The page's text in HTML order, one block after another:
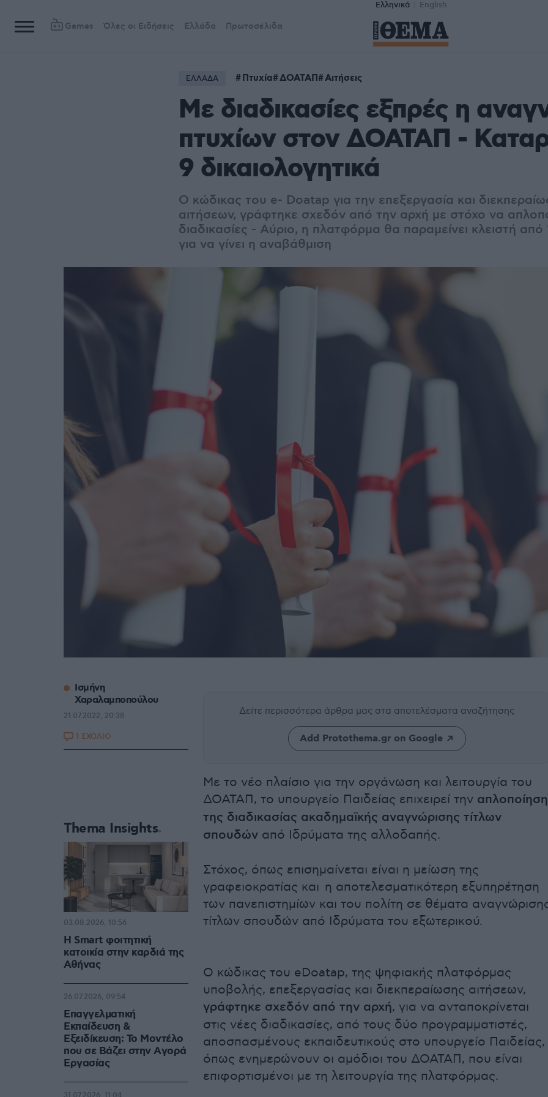
Ελληνικά English
Games Όλες οι Ειδήσεις Ελλάδα Πρωτοσέλιδα
ΕΛΛΑΔΑ Πτυχία ΔΟΑΤΑΠ Αιτήσεις
Με διαδικασίες εξπρές η
πτυχίων στον ΔΟΑΤΑΠ -
9 δικαιολογητικά
Ο κώδικας του e- Doatap για την επεξεργασία και
αιτήσεων, γράφτηκε σχεδόν από την αρχή με στόχο να
διαδικασίες - Αύριο, η πλατφόρμα θα παραμείνει κλειστή
για να γίνει η αναβάθμιση
Δείτε περισσότερα άρθρα μας στα αποτελέσματα αναζήτησης
Add Protothema.gr on Google
Με το νέο πλαίσιο για την οργάνωση και λειτουργία του
ΔΟΑΤΑΠ, το υπουργείο Παιδείας επιχειρεί την απλοποίηση
της διαδικασίας ακαδημαϊκής αναγνώρισης τίτλων
σπουδών από Ιδρύματα της αλλοδαπής.
Στόχος, όπως επισημαίνεται είναι η μείωση της
γραφειοκρατίας και η αποτελεσματικότερη εξυπηρέτηση
των πανεπιστημίων και του πολίτη σε θέματα
τίτλων σπουδών από Ιδρύματα του εξωτερικού.
Ο κώδικας του eDoatap, της ψηφιακής πλατφόρμας
υποβολής, επεξεργασίας και διεκπεραίωσης αιτήσεων,
γράφτηκε σχεδόν από την αρχή, για να ανταποκρίνεται
στις νέες διαδικασίες, από τους δύο προγραμματιστές,
αποσπασμένους εκπαιδευτικούς στο υπουργείο Παιδείας,
όπως ενημερώνουν οι αμόδιοι του ΔΟΑΤΑΠ, που είναι
επιφορτισμένοι με τη λειτουργία της πλατφόρμας.
Ισμήνη
Χαραλαμποπούλου
21.07.2022, 20:38
1 ΣΧΟΛΙΟ
Thema Insights
Η Smart φοιτητική
κατοικία στην καρδιά της
Αθήνας
03.08.2026, 10:56
Επαγγελματική
Εκπαίδευση &
Εξειδίκευση: Το Mοντέλο
που σε Bάζει στην Aγορά
Eργασίας
26.07.2026, 09:54